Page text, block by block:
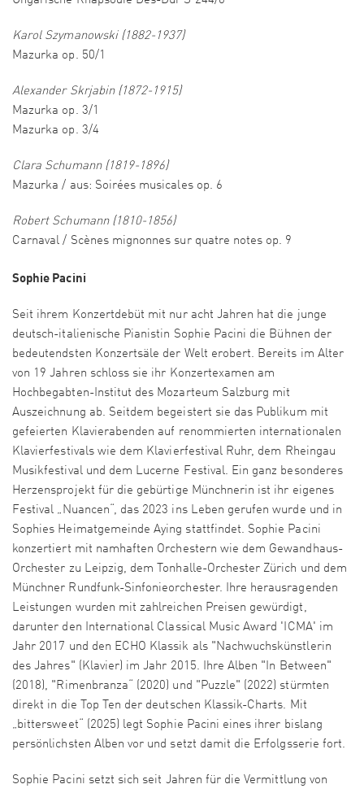
Karol Szymanowski (1882-1937)
Mazurka op. 50/1
Alexander Skrjabin (1872-1915)
Mazurka op. 3/1
Mazurka op. 3/4
Clara Schumann (1819-1896)
Mazurka / aus: Soirées musicales op. 6
Robert Schumann (1810-1856)
Carnaval / Scènes mignonnes sur quatre notes op. 9
Sophie Pacini
Seit ihrem Konzertdebüt mit nur acht Jahren hat die junge
deutsch-italienische Pianistin Sophie Pacini die Bühnen der
bedeutendsten Konzertsäle der Welt erobert. Bereits im Alter
von 19 Jahren schloss sie ihr Konzert­examen am
Hochbegabten-Institut des Mozarteum Salzburg mit
Auszeichnung ab. Seitdem begeistert sie das Publikum mit
gefeierten Klavier­abenden auf renommierten inter­nationalen
Klavier­festivals wie dem Klavierfestival Ruhr, dem Rheingau
Musikfestival und dem Lucerne Festival. Ein ganz beson­deres
Herzensprojekt für die gebürtige Münchnerin ist ihr eigenes
Festival „Nuancen“, das 2023 ins Leben gerufen wurde und in
Sophies Heimat­gemeinde Aying statt­findet. Sophie Pacini
konzertiert mit namhaften Orches­tern wie dem Gewandhaus-
Orchester zu Leipzig, dem Tonhalle-Orchester Zürich und dem
Münchner Rundfunk-Sinfonieorchester. Ihre heraus­ragenden
Leistungen wurden mit zahl­reichen Preisen gewürdigt,
darunter den International Classical Music Award 'ICMA' im
Jahr 2017 und den ECHO Klassik als "Nachwuchskünstlerin
des Jahres" (Klavier) im Jahr 2015. Ihre Alben "In Between"
(2018), "Rimenbranza“ (2020) und "Puzzle" (2022) stürmten
direkt in die Top Ten der deutschen Klassik-Charts. Mit
„bittersweet“ (2025) legt Sophie Pacini eines ihrer bislang
persönlichsten Alben vor und setzt damit die Erfolgsserie fort.
Sophie Pacini setzt sich seit Jahren für die Vermittlung von